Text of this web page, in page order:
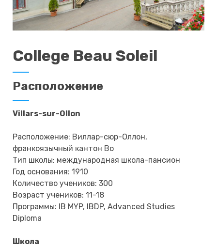
College Beau Soleil
Расположение
Villars-sur-Ollon
Расположение: Виллар-сюр-Оллон,
франкоязычный кантон Во
Тип школы: международная школа-пансион
Год основания: 1910
Количество учеников: 300
Возраст учеников: 11-18
Программы: IB MYP, IBDP, Advanced Studies
Diploma
Школа